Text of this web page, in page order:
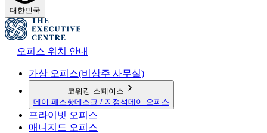
대한민국
오피스 위치 안내
가상 오피스(비상주 사무실)
코워킹 스페이스
데이 패스핫데스크 / 지정석데이 오피스
프라이빗 오피스
매니지드 오피스